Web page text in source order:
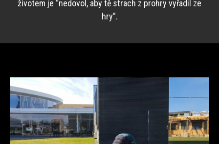
životem je “nedovol, aby tě strach z prohry vyřadil ze
hry”.